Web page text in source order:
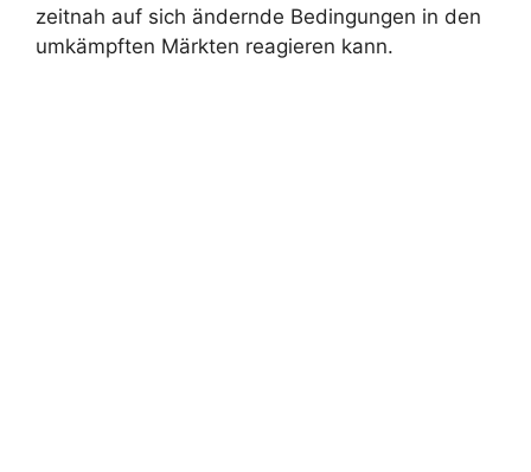
zeitnah auf sich ändernde Bedingungen in den
umkämpften Märkten reagieren kann.